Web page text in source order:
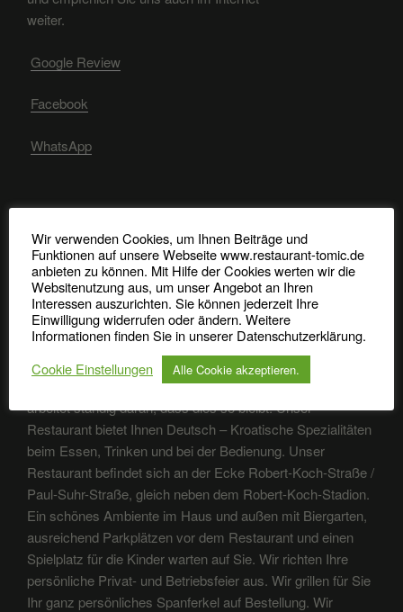
weiter.
Google Review
Facebook
WhatsApp
Impressum, Datenschutz, Bildquellen
Allergene Nachweise
Bei Tomic ist der Kunde König und das ganze Team
arbeitet ständig daran, dass dies so bleibt. Unser
Restaurant bietet Ihnen Deutsch – Kroatische Spezialitäten
beim Essen, Trinken und bei der Bedienung. Unser
Restaurant befindet sich an der Ecke Robert-Koch-Straße /
Paul-Suhr-Straße, gleich neben dem Robert-Koch-Stadion.
Ein schönes Ambiente im Haus und außen mit Biergarten,
ausreichend Parkplätzen vor dem Restaurant und einen
Spielplatz für die Kinder warten auf Sie. Wir richten Ihre
persönliche Privat- und Betriebsfeier aus. Wir grillen für Sie
Ihr ganz persönliches Spanferkel auf Bestellung. Wir
Wir verwenden Cookies, um Ihnen Beiträge und
Funktionen auf unsere Webseite www.restaurant-tomic.de
anbieten zu können. Mit Hilfe der Cookies werten wir die
Websitenutzung aus, um unser Angebot an Ihren
Interessen auszurichten. Sie können jederzeit Ihre
Einwilligung widerrufen oder ändern. Weitere
Informationen finden Sie in unserer Datenschutzerklärung.
Cookie Einstellungen
Alle Cookie akzeptieren.